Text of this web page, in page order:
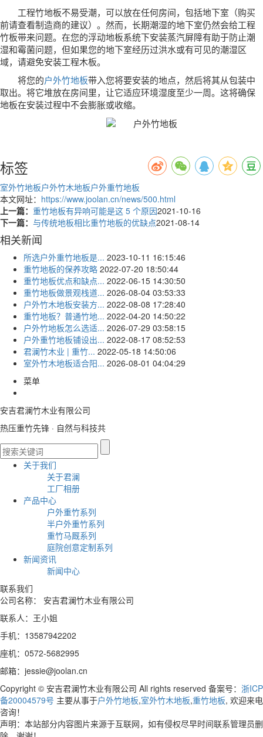
工程竹地板不易受潮，可以放在任何房间，包括地下室（购买
前请查看制造商的建议）。然而，长期潮湿的地下室仍然会给工程
竹板带来问题。在您的浮动地板系统下安装蒸汽屏障有助于防止潮
湿和霉菌问题，但如果您的地下室经历过洪水或有可见的潮湿区
域，请避免安装工程木板。
将您的户外竹地板带入您将要安装的地点，然后将其从包装中
取出。将它堆放在房间里，让它适应环境湿度至少一周。这将确保
地板在安装过程中不会膨胀或收缩。
标签
室外竹地板户外竹木地板户外重竹地板
本文网址： https://www.joolan.cn/news/500.html
上一篇： 重竹地板有异响可能是这 5 个原因2021-10-16
下一篇： 与传统地板相比重竹地板的优缺点2021-08-14
相关新闻
所选户外重竹地板是... 2023-10-11 16:15:46
重竹地板的保养攻略 2022-07-20 18:50:44
重竹地板优点和缺点... 2022-06-15 14:30:50
重竹地板做景观栈道... 2026-08-04 03:53:33
户外竹木地板安装方... 2022-08-08 17:28:40
重竹地板？普通竹地... 2022-04-20 14:50:22
户外竹地板怎么选适... 2026-07-29 03:58:15
户外重竹地板铺设出... 2022-08-17 08:52:53
君澜竹木业 | 重竹... 2022-05-18 14:50:06
室外竹木地板适合阳... 2026-08-01 04:04:29
菜单
安吉君澜竹木业有限公司
热压重竹先锋 · 自然与科技共
关于我们
关于君澜
工厂相册
产品中心
户外重竹系列
半户外重竹系列
重竹马厩系列
庭院创意定制系列
新闻资讯
新闻中心
联系我们
公司名称： 安吉君澜竹木业有限公司
联系人：王小姐
手机：13587942202
座机：0572-5682995
邮箱：jessie@joolan.cn
Copyright © 安吉君澜竹木业有限公司 All rights reserved 备案号： 浙ICP
备20004579号 主要从事于户外竹地板,室外竹木地板,重竹地板, 欢迎来电
咨询！
声明：本站部分内容图片来源于互联网，如有侵权尽早时间联系管理员删